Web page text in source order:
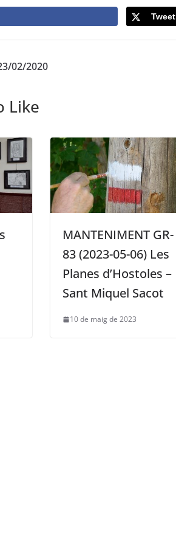
Tweet
02/2020
Like
MANTENIMENT GR-
83 (2023-05-06) Les
Planes d’Hostoles –
Sant Miquel Sacot
10 de maig de 2023